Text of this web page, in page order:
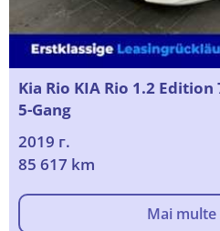
Kia Rio KIA Rio 1.2
5-Gang
2019 г.
85 617 km
Mai